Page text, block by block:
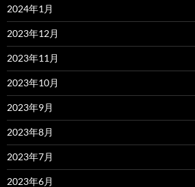
2024年1月
2023年12月
2023年11月
2023年10月
2023年9月
2023年8月
2023年7月
2023年6月